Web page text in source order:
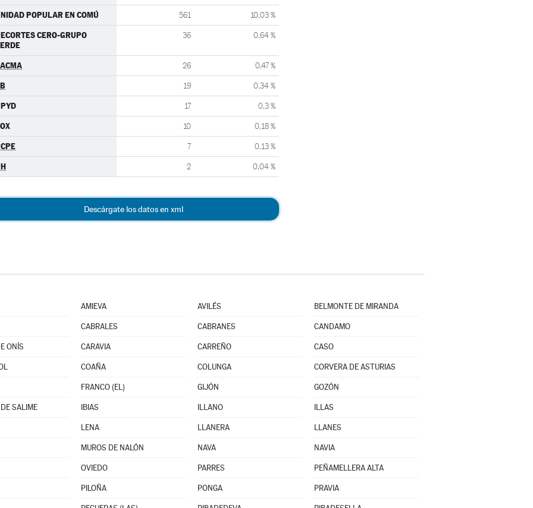
POPULAR EN COMÚ 561 10,03 %
CERO-GRUPO
36 0,64 %
26 0,47 %
19 0,34 %
17 0,3 %
10 0,18 %
7 0,13 %
2 0,04 %
Descárgate los datos en xml
AMIEVA AVILÉS BELMONTE DE MIRANDA
CABRALES CABRANES CANDAMO
ONÍS CARAVIA CARREÑO CASO
COAÑA COLUNGA CORVERA DE ASTURIAS
FRANCO (EL) GIJÓN GOZÓN
SALIME IBIAS ILLANO ILLAS
LENA LLANERA LLANES
MUROS DE NALÓN NAVA NAVIA
OVIEDO PARRES PEÑAMELLERA ALTA
PILOÑA PONGA PRAVIA